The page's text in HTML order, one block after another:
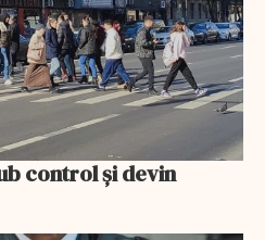
control și devin